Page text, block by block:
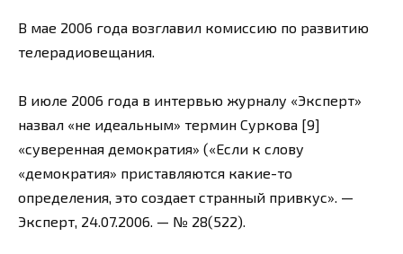
В мае 2006 года возглавил комиссию по развитию
телерадиовещания.
В июле 2006 года в интервью журналу «Эксперт»
назвал «не идеальным» термин Суркова [9]
«суверенная демократия» («Если к слову
«демократия» приставляются какие-то
определения, это создает странный привкус». —
Эксперт, 24.07.2006. — № 28(522).